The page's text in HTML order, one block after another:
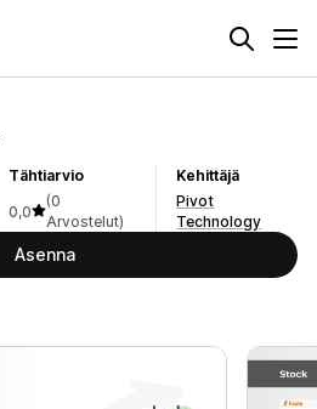
Tähtiarvio
0,0
(0
Arvostelut)
Kehittäjä
Pivot
Technology
Asenna